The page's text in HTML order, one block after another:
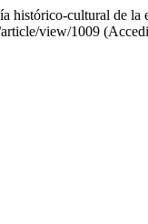
histórico-cultural de la
view/1009